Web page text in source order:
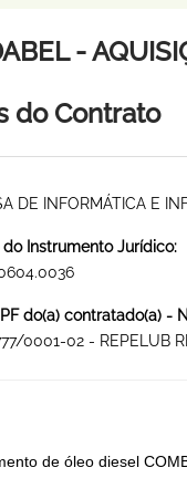
-
do Contrato
DE INFORMÁTICA E
do Instrumento Jurídico:
do(a) contratado(a) -
0001-02 - REPELUB
de óleo diesel